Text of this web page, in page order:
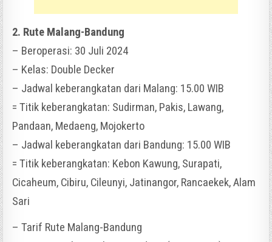
2. Rute Malang-Bandung
– Beroperasi: 30 Juli 2024
– Kelas: Double Decker
– Jadwal keberangkatan dari Malang: 15.00 WIB
= Titik keberangkatan: Sudirman, Pakis, Lawang,
Pandaan, Medaeng, Mojokerto
– Jadwal keberangkatan dari Bandung: 15.00 WIB
= Titik keberangkatan: Kebon Kawung, Surapati,
Cicaheum, Cibiru, Cileunyi, Jatinangor, Rancaekek, Alam
Sari
– Tarif Rute Malang-Bandung